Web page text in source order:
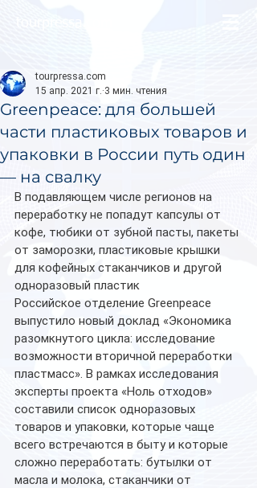
Greenpeace: для большей
части пластиковых товаров и
упаковки в России путь один
— на свалку
tourpressa.com
15 апр. 2021 г. 3 мин. чтения
В подавляющем числе регионов на
переработку не попадут капсулы от
кофе, тюбики от зубной пасты, пакеты
от заморозки, пластиковые крышки
для кофейных стаканчиков и другой
одноразовый пластик
Российское отделение Greenpeace
выпустило новый доклад «Экономика
разомкнутого цикла: исследование
возможности вторичной переработки
пластмасс». В рамках исследования
эксперты проекта «Ноль отходов»
составили список одноразовых
товаров и упаковки, которые чаще
всего встречаются в быту и которые
сложно переработать: бутылки от
масла и молока, стаканчики от